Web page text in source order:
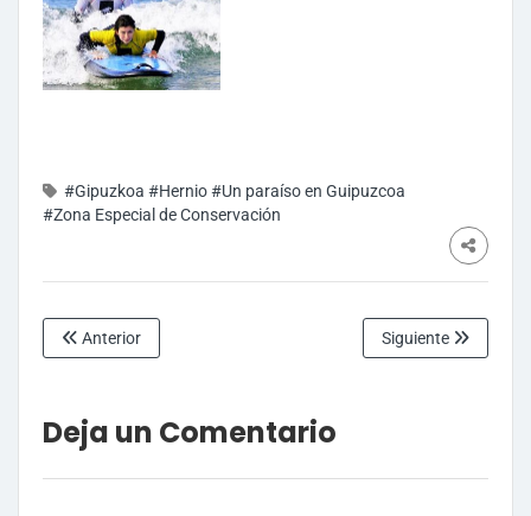
#Gipuzkoa #Hernio#Un paraíso en Guipuzcoa
#Zona Especial de Conservación
Anterior Siguiente
Deja un Comentario